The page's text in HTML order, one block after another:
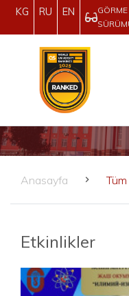
KG RU EN
Anasayfa
Etkinlikler